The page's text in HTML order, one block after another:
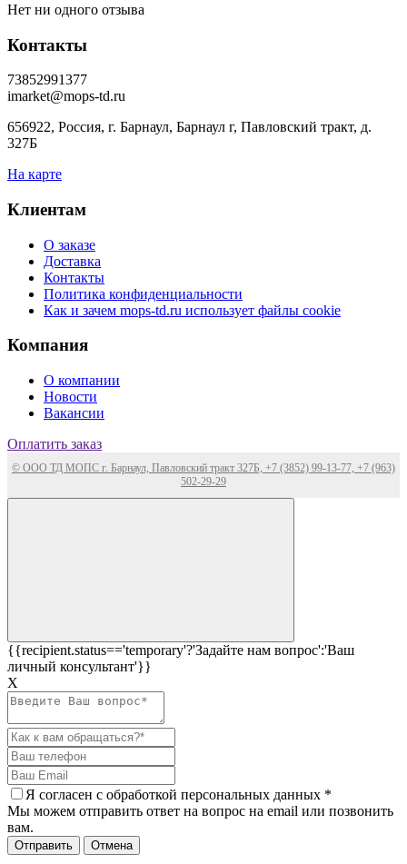
Нет ни одного отзыва
Контакты
73852991377
imarket@mops-td.ru
656922, Россия, г. Барнаул, Барнаул г, Павловский тракт, д.
327Б
На карте
Клиентам
О заказе
Доставка
Контакты
Политика конфиденциальности
Как и зачем mops-td.ru использует файлы cookie
Компания
О компании
Новости
Вакансии
Оплатить заказ
© ООО ТД МОПС г. Барнаул, Павловский тракт 327Б, +7 (3852) 99-13-77, +7 (963)
502-29-29
{{recipient.status=='temporary'?'Задайте нам вопрос':'Ваш
личный консультант'}}
Х
Я согласен c обработкой персональных данных *
Мы можем отправить ответ на вопрос на email или позвонить
вам.
Отправить Отмена